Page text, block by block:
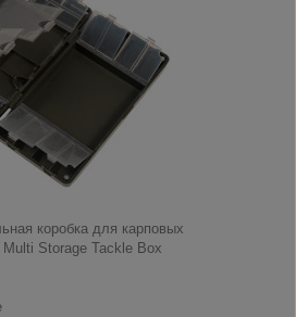
коробка для карповых
Multi Storage Tackle Box